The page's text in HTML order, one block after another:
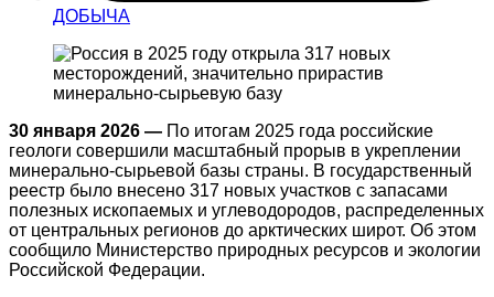
ДОБЫЧА
30 января 2026 — По итогам 2025 года российские
геологи совершили масштабный прорыв в укреплении
минерально-сырьевой базы страны. В государственный
реестр было внесено 317 новых участков с запасами
полезных ископаемых и углеводородов, распределенных
от центральных регионов до арктических широт. Об этом
сообщило Министерство природных ресурсов и экологии
Российской Федерации.